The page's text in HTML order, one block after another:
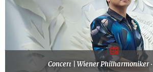
Concert | Wiener Philharmoniker